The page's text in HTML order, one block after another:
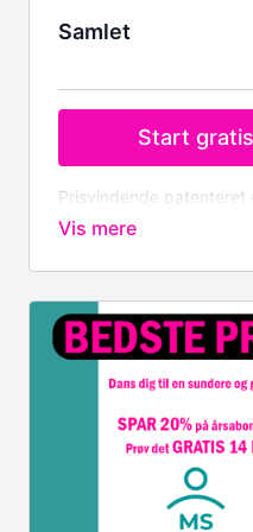
Bliv en del af
tidlig besked om
Ekstra materiale til
Hold dine udgifter
måned betalinger
Ingen binding – du
Samlet
Start
Prisvindende
sundhed"
(€187) for et helt år.
Dit medlemskab
Træning derhjemme,
Europas bedste
Over 50
og rytmer
Begyndertimer,
grundlæggende trin
Omfattende